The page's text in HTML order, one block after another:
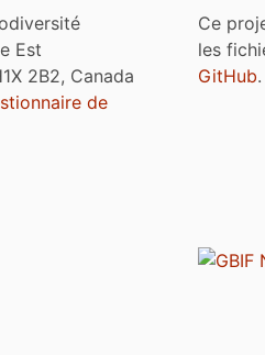
Est
2B2, Canada
de
Ce
les
GitHub.